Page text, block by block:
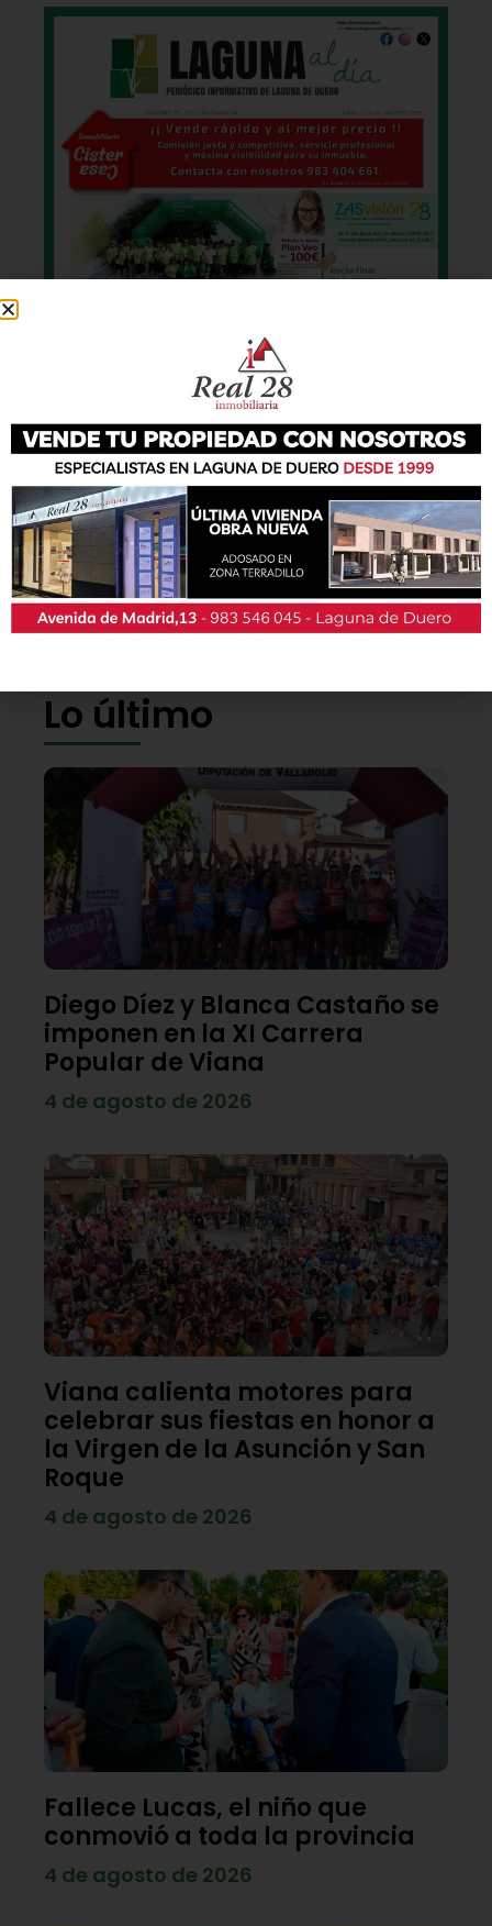
También podrás conseguir la revista en papel
de formagratuitaen todos los negocios
Lo último
Diego Díez y Blanca Castaño se
imponen en la XI Carrera
Popular de Viana
4 de agosto de 2026
Viana calienta motores para
celebrar sus fiestas en honor a
la Virgen de la Asunción y San
Roque
4 de agosto de 2026
Fallece Lucas, el niño que
conmovió a toda la provincia
4 de agosto de 2026